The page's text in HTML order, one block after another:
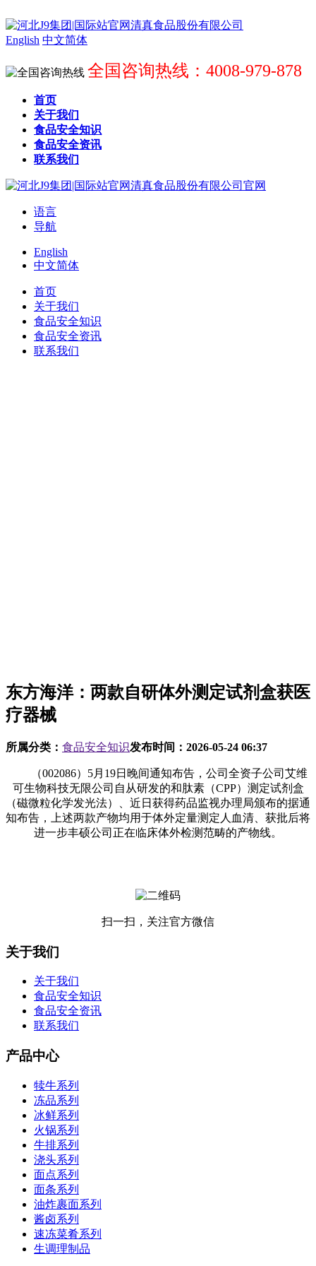
English 中文简体
全国咨询热线：4008-979-878
首页
关于我们
食品安全知识
食品安全资讯
联系我们
语言
导航
English
中文简体
首页
关于我们
食品安全知识
食品安全资讯
联系我们
东方海洋：两款自研体外测定试剂盒获医
疗器械
所属分类： 食品安全知识发布时间： 2026-05-24 06:37
（002086）5月19日晚间通知布告，公司全资子公司艾维
可生物科技无限公司自从研发的和肽素（CPP）测定试剂盒
（磁微粒化学发光法）、近日获得药品监视办理局颁布的据通
知布告，上述两款产物均用于体外定量测定人血清、获批后将
进一步丰硕公司正在临床体外检测范畴的产物线。
扫一扫，关注官方微信
关于我们
关于我们
食品安全知识
食品安全资讯
联系我们
产品中心
犊牛系列
冻品系列
冰鲜系列
火锅系列
牛排系列
浇头系列
面点系列
面条系列
油炸裹面系列
酱卤系列
速冻菜肴系列
生调理制品